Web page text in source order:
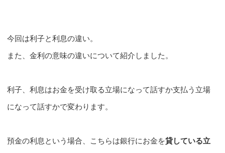
今回は利子と利息の違い。
また、金利の意味の違いについて紹介しました。
利子、利息はお金を受け取る立場になって話すか支払う立場
になって話すかで変わります。
預金の利息という場合、こちらは銀行にお金を貸している立